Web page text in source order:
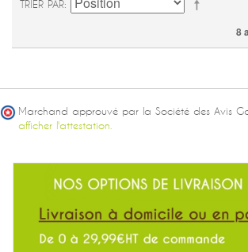
TRIER PAR
8
Marchand approuvé par la Société des Avis
afficher l'attestation.